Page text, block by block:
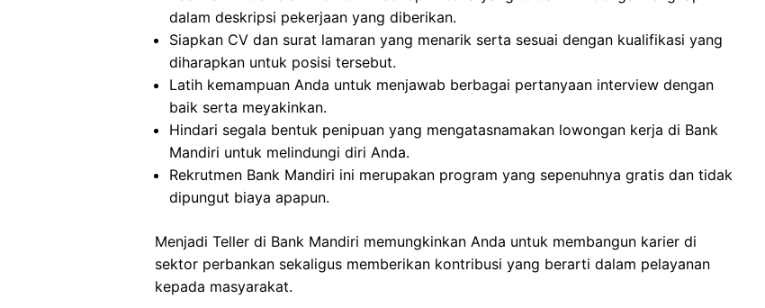
dalam deskripsi pekerjaan yang diberikan.
Siapkan CV dan surat lamaran yang menarik serta sesuai dengan kualifikasi yang
diharapkan untuk posisi tersebut.
Latih kemampuan Anda untuk menjawab berbagai pertanyaan interview dengan
baik serta meyakinkan.
Hindari segala bentuk penipuan yang mengatasnamakan lowongan kerja di Bank
Mandiri untuk melindungi diri Anda.
Rekrutmen Bank Mandiri ini merupakan program yang sepenuhnya gratis dan tidak
dipungut biaya apapun.
Menjadi Teller di Bank Mandiri memungkinkan Anda untuk membangun karier di
sektor perbankan sekaligus memberikan kontribusi yang berarti dalam pelayanan
kepada masyarakat.